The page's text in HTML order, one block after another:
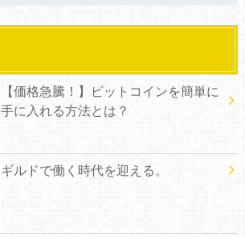
【価格急騰！】ビットコインを簡単に
手に入れる方法とは？
ギルドで働く時代を迎える。